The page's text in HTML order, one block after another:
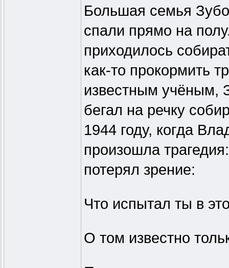
Большая семья
спали прямо на
приходилось
как-то прокормить
известным учёным,
бегал на речку
1944 году, когда
произошла
потерял зрение:
Что испытал ты в
О том известно